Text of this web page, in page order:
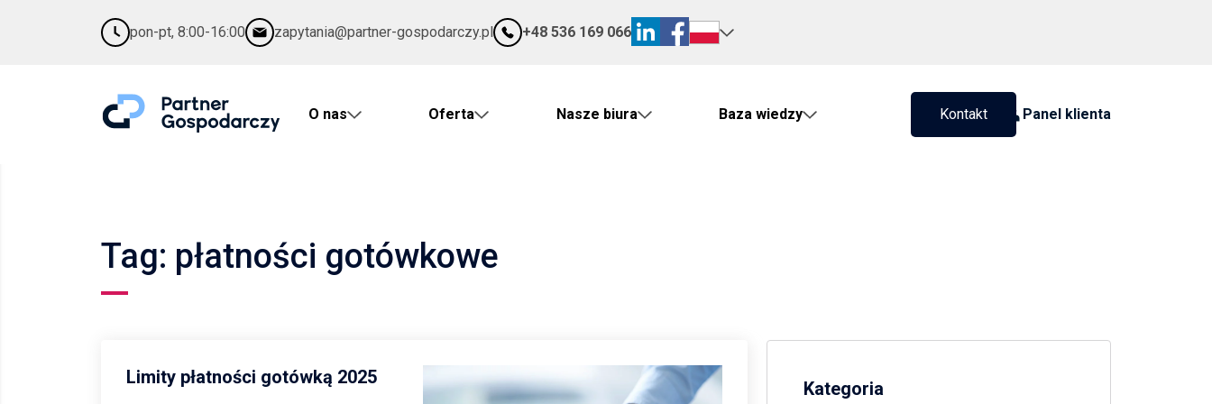
pon-pt, 8:00-16:00 zapytania@partner-gospodarczy.pl +48 536 169 066
O nas Oferta Nasze biura Baza wiedzy Kontakt Panel klienta
Tag: płatności gotówkowe
Limity płatności gotówką 2025
Kategoria